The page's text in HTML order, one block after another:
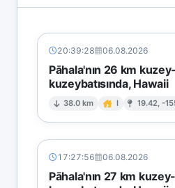
20:39:28 06.08.2026
Pāhala'nın 26 km kuzey-
kuzeybatısında, Hawaii
38.0 km I 19.42, -
17:27:56 06.08.2026
Pāhala'nın 27 km kuzey-